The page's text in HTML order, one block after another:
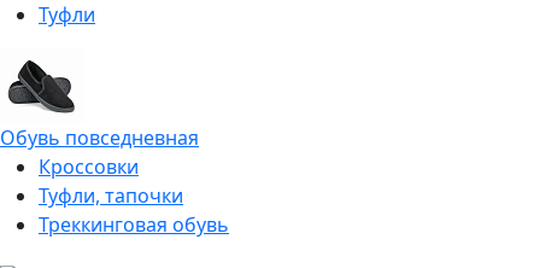
Туфли
Обувь повседневная
Кроссовки
Туфли, тапочки
Треккинговая обувь